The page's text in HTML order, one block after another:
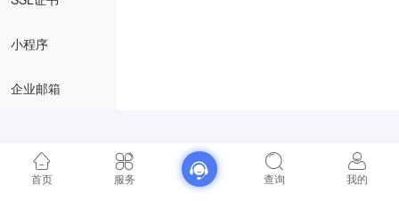
小程序
企业邮箱
首页 服务 查询 我的